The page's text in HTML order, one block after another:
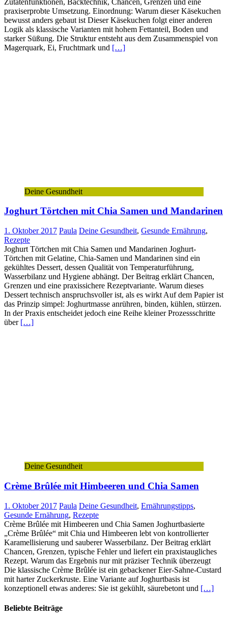
praxiserprobte Umsetzung. Einordnung: Warum dieser Käsekuchen
bewusst anders gebaut ist Dieser Käsekuchen folgt einer anderen
Logik als klassische Varianten mit hohem Fettanteil, Boden und
starker Süßung. Die Struktur entsteht aus dem Zusammenspiel von
Magerquark, Ei, Fruchtmark und […]
Deine Gesundheit
Joghurt Törtchen mit Chia Samen und Mandarinen
1. Oktober 2017 Paula Deine Gesundheit, Gesunde Ernährung,
Rezepte
Joghurt Törtchen mit Chia Samen und Mandarinen Joghurt-
Törtchen mit Gelatine, Chia-Samen und Mandarinen sind ein
gekühltes Dessert, dessen Qualität von Temperaturführung,
Wasserbilanz und Hygiene abhängt. Der Beitrag erklärt Chancen,
Grenzen und eine praxissichere Rezeptvariante. Warum dieses
Dessert technisch anspruchsvoller ist, als es wirkt Auf dem Papier ist
das Prinzip simpel: Joghurtmasse anrühren, binden, kühlen, stürzen.
In der Praxis entscheidet jedoch eine Reihe kleiner Prozessschritte
über […]
Deine Gesundheit
Crème Brûlée mit Himbeeren und Chia Samen
1. Oktober 2017 Paula Deine Gesundheit, Ernährungstipps,
Gesunde Ernährung, Rezepte
Crème Brûlée mit Himbeeren und Chia Samen Joghurtbasierte
„Crème Brûlée“ mit Chia und Himbeeren lebt von kontrollierter
Karamellisierung und sauberer Wasserbilanz. Der Beitrag erklärt
Chancen, Grenzen, typische Fehler und liefert ein praxistaugliches
Rezept. Warum das Ergebnis nur mit präziser Technik überzeugt
Die klassische Crème Brûlée ist ein gebackener Eier-Sahne-Custard
mit harter Zuckerkruste. Eine Variante auf Joghurtbasis ist
konzeptionell etwas anderes: Sie ist gekühlt, säurebetont und […]
Beliebte Beiträge